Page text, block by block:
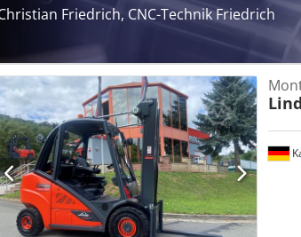
Friedrich, CNC-Technik Friedrich